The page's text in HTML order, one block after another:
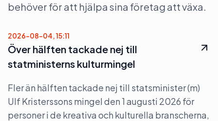
behöver för att hjälpa sina företag att växa.
2026-08-04, 15:11
Över hälften tackade nej till
statministerns kulturmingel
Fler än hälften tackade nej till statsminister (m)
Ulf Kristerssons mingel den 1 augusti 2026 för
personer i de kreativa och kulturella branscherna,